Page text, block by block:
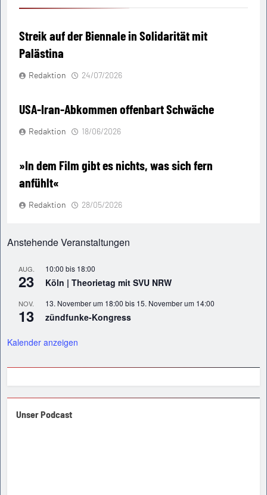
Streik auf der Biennale in Solidarität mit
Palästina
Redaktion 24/07/2026
USA-Iran-Abkommen offenbart Schwäche
Redaktion 18/06/2026
»In dem Film gibt es nichts, was sich fern
anfühlt«
Redaktion 28/05/2026
Anstehende Veranstaltungen
AUG.
23
10:00 bis 18:00
Köln | Theorietag mit SVU NRW
NOV.
13
13. November um 18:00 bis 15. November um 14:00
zündfunke-Kongress
Kalender anzeigen
Unser Podcast